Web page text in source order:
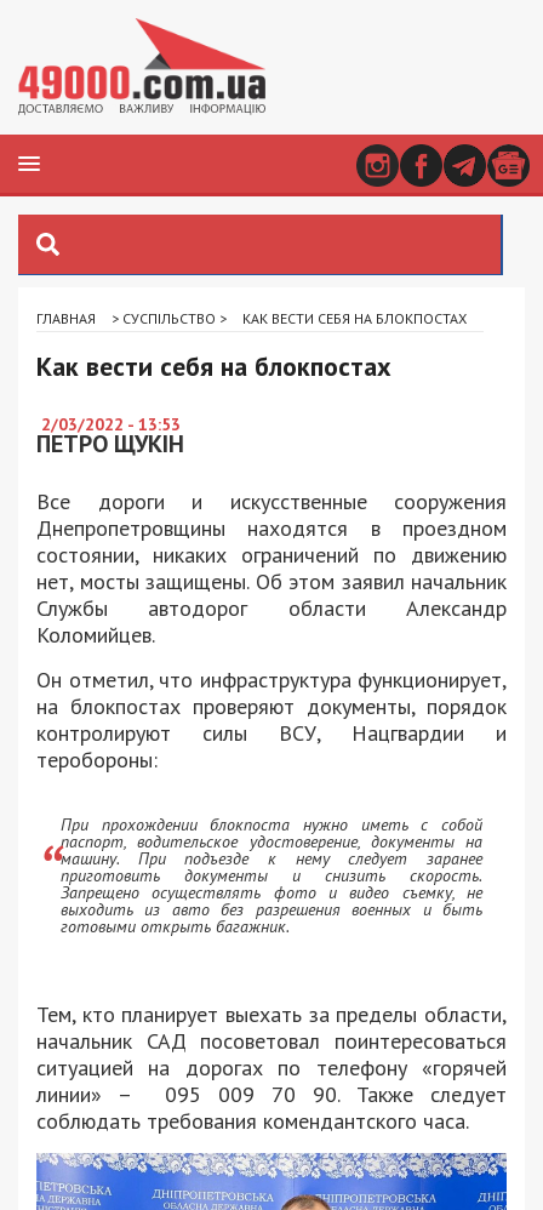
ГЛАВНАЯ > СУСПІЛЬСТВО > КАК ВЕСТИ СЕБЯ НА БЛОКПОСТАХ
Как вести себя на блокпостах
2/03/2022 - 13:53
ПЕТРО ЩУКІН
Все дороги и искусственные сооружения
Днепропетровщины находятся в проездном
состоянии, никаких ограничений по движению
нет, мосты защищены. Об этом заявил начальник
Службы автодорог области Александр
Коломийцев.
Он отметил, что инфраструктура функционирует,
на блокпостах проверяют документы, порядок
контролируют силы ВСУ, Нацгвардии и
теробороны:
При прохождении блокпоста нужно иметь с собой
паспорт, водительское удостоверение, документы на
машину. При подъезде к нему следует заранее
приготовить документы и снизить скорость.
Запрещено осуществлять фото и видео съемку, не
выходить из авто без разрешения военных и быть
готовыми открыть багажник.
Тем, кто планирует выехать за пределы области,
начальник САД посоветовал поинтересоваться
ситуацией на дорогах по телефону «горячей
линии» – 095 009 70 90. Также следует
соблюдать требования комендантского часа.